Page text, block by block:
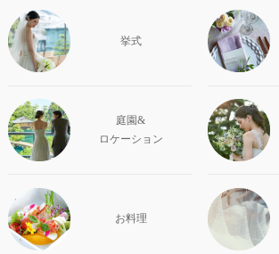
挙式
庭園&
ロケーション
お料理